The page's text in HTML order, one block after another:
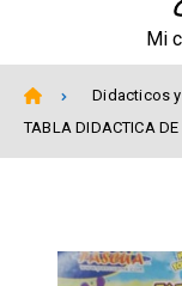
Mi
Didacticos
TABLA DIDACTICA